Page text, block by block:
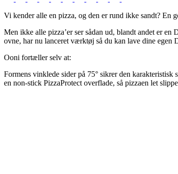
Vi kender alle en pizza, og den er rund ikke sandt? En
Men ikke alle pizza’er ser sådan ud, blandt andet er
ovne, har nu lanceret værktøj så du kan lave dine egen
Ooni fortæller selv at:
Formens vinklede sider på 75° sikrer den
en non-stick PizzaProtect overflade, så pizzaen let